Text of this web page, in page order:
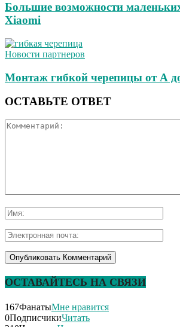
Большие возможности
Xiaomi
Новости партнеров
Монтаж гибкой черепицы от А
ОСТАВЬТЕ ОТВЕТ
ОСТАВАЙТЕСЬ НА СВЯЗИ
167ФанатыМне нравится
0ПодписчикиЧитать